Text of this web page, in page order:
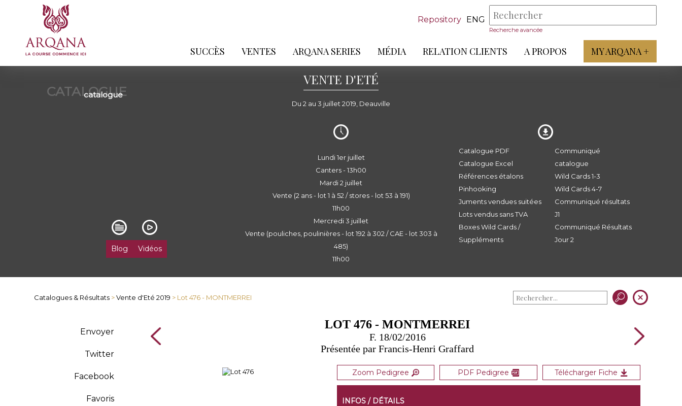
Repository ENG
Recherche avancée
SUCCÈS VENTES ARQANA SERIES MÉDIA RELATION CLIENTS A PROPOS MY ARQANA +
CATALOGUE
catalogue
VENTE D'ETÉ
Du 2 au 3 juillet 2019, Deauville
Blog Vidéos
Lundi 1er juillet
Canters - 13h00
Mardi 2 juillet
Vente (2 ans - lot 1 à 52 / stores - lot 53 à 191)
11h00
Mercredi 3 juillet
Vente (pouliches, poulinières - lot 192 à 302 / CAE - lot 303 à
485)
11h00
Catalogue PDF
Catalogue Excel
Références étalons
Pinhooking
Juments vendues suitées
Lots vendus sans TVA
Boxes Wild Cards /
Suppléments
Communiqué
catalogue
Wild Cards 1-3
Wild Cards 4-7
Communiqué résultats
J1
Communiqué Résultats
Jour 2
Catalogues & Résultats >Vente d'Eté 2019 > Lot 476 - MONTMERREI
Envoyer
Twitter
Facebook
Favoris
LOT 476 - MONTMERREI
F. 18/02/2016
Présentée par Francis-Henri Graffard
Zoom Pedigree PDF Pedigree Télécharger Fiche
INFOS / DÉTAILS